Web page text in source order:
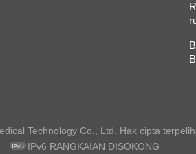
Technology Co., Ltd. Hak cipta
IPv6 RANGKAIAN DISOKONG